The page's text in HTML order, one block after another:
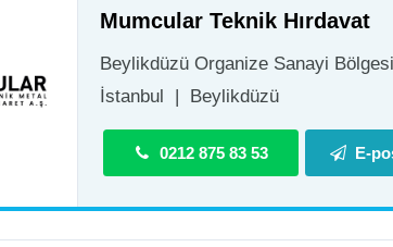
Mumcular Teknik Hırdavat
Beylikdüzü Organize Sanayi
İstanbul
Beylikdüzü
0212 875 83 53 E-